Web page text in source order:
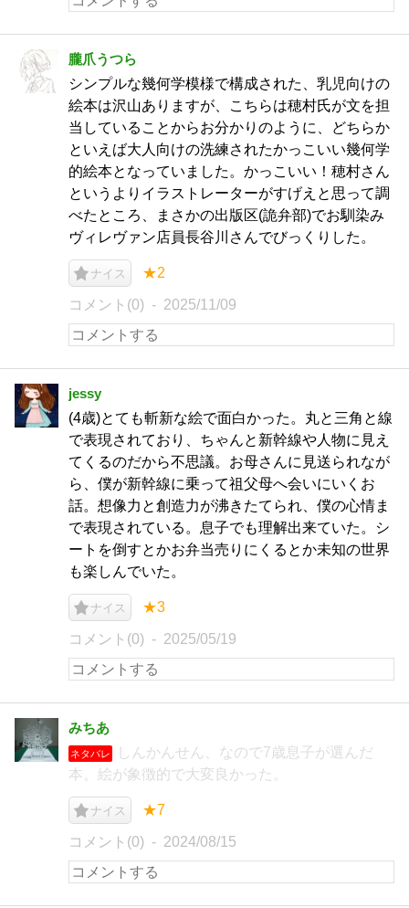
朧爪うつら
シンプルな幾何学模様で構成された、乳児向けの
絵本は沢山ありますが、こちらは穂村氏が文を担
当していることからお分かりのように、どちらか
といえば大人向けの洗練されたかっこいい幾何学
的絵本となっていました。かっこいい！穂村さん
というよりイラストレーターがすげえと思って調
べたところ、まさかの出版区(詭弁部)でお馴染み
ヴィレヴァン店員長谷川さんでびっくりした。
ナイス ★2
コメント(0) 2025/11/09
jessy
(4歳)とても斬新な絵で面白かった。丸と三角と線
で表現されており、ちゃんと新幹線や人物に見え
てくるのだから不思議。お母さんに見送られなが
ら、僕が新幹線に乗って祖父母へ会いにいくお
話。想像力と創造力が沸きたてられ、僕の心情ま
で表現されている。息子でも理解出来ていた。シ
ートを倒すとかお弁当売りにくるとか未知の世界
も楽しんでいた。
ナイス ★3
コメント(0) 2025/05/19
みちあ
ネタバレ
しんかんせん、なので7歳息子が選んだ
本。絵が象徴的で大変良かった。
ナイス ★7
コメント(0) 2024/08/15